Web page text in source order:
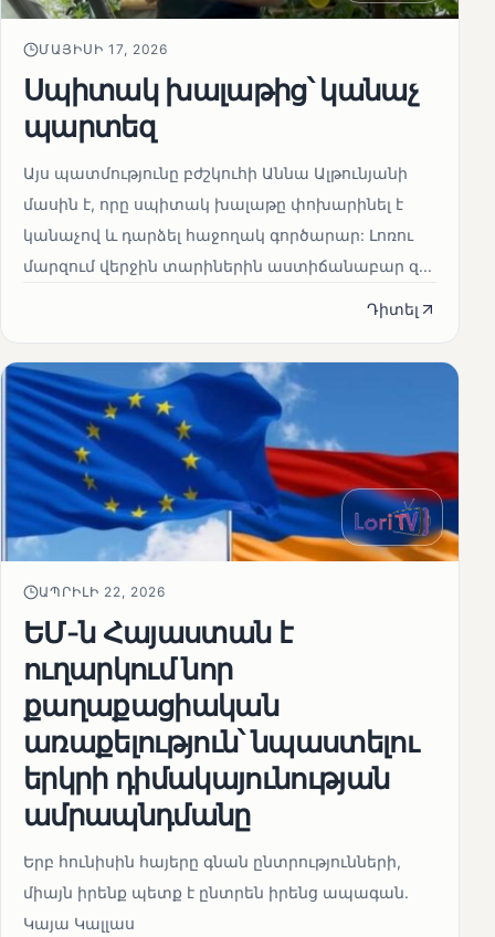
ՄԱՅԻՍԻ 17, 2026
Սպիտակ խալաթից՝ կանաչ
պարտեզ
Այս պատմությունը բժշկուհի Աննա Ալթունյանի
մասին է, որը սպիտակ խալաթը փոխարինել է
կանաչով և դարձել հաջողակ գործարար: Լոռու
մարզում վերջին տարիներին աստիճանաբար զ...
Դիտել
ԱՊՐԻԼԻ 22, 2026
ԵՄ-ն Հայաստան է
ուղարկում նոր
քաղաքացիական
առաքելություն՝ նպաստելու
երկրի դիմակայունության
ամրապնդմանը
Երբ հունիսին հայերը գնան ընտրությունների,
միայն իրենք պետք է ընտրեն իրենց ապագան.
Կայա Կալլաս